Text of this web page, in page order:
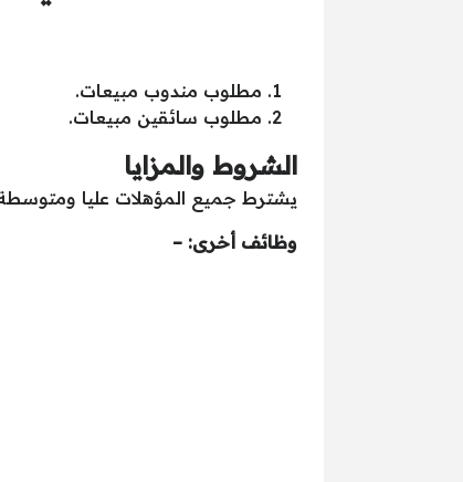
مطلوب مندوب مبيعات.
مطلوب سائقين مبيعات.
الشروط والمزايا
يشترط جميع المؤهلات عليا ومتوسطة
وظائف أخرى: –